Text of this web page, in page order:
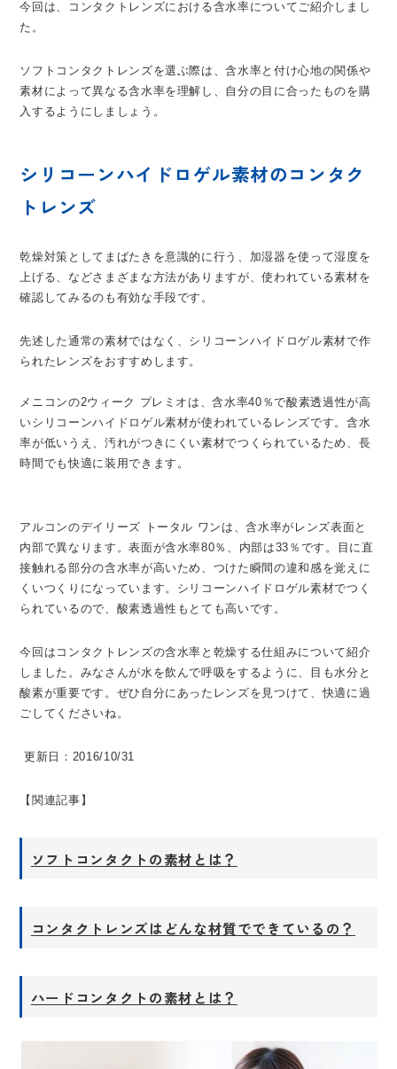
今回は、コンタクトレンズにおける含水率についてご紹介しまし
た。
ソフトコンタクトレンズを選ぶ際は、含水率と付け心地の関係や
素材によって異なる含水率を理解し、自分の目に合ったものを購
入するようにしましょう。
シリコーンハイドロゲル素材のコンタク
トレンズ
乾燥対策としてまばたきを意識的に行う、加湿器を使って湿度を
上げる、などさまざまな方法がありますが、使われている素材を
確認してみるのも有効な手段です。
先述した通常の素材ではなく、シリコーンハイドロゲル素材で作
られたレンズをおすすめします。
メニコンの2ウィーク プレミオは、含水率40％で酸素透過性が高
いシリコーンハイドロゲル素材が使われているレンズです。含水
率が低いうえ、汚れがつきにくい素材でつくられているため、長
時間でも快適に装用できます。
アルコンのデイリーズ トータル ワンは、含水率がレンズ表面と
内部で異なります。表面が含水率80％、内部は33％です。目に直
接触れる部分の含水率が高いため、つけた瞬間の違和感を覚えに
くいつくりになっています。シリコーンハイドロゲル素材でつく
られているので、酸素透過性もとても高いです。
今回はコンタクトレンズの含水率と乾燥する仕組みについて紹介
しました。みなさんが水を飲んで呼吸をするように、目も水分と
酸素が重要です。ぜひ自分にあったレンズを見つけて、快適に過
ごしてくださいね。
更新日：2016/10/31
【関連記事】
ソフトコンタクトの素材とは？
コンタクトレンズはどんな材質でできているの？
ハードコンタクトの素材とは？